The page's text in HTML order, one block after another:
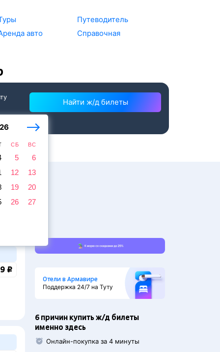
авто
Путеводитель
Справочная
СБ ВС
5
6
12
13
19
20
26
27
Найти ж/д билеты
₽
Отели в Армавире
Поддержка 24/7 на Туту
6 причин купить ж/д билеты
именно здесь
Онлайн-покупка за 4 минуты